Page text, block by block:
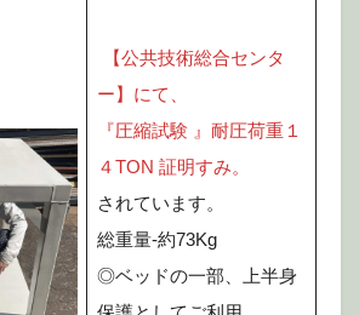
【公共技術総合センタ
ー】にて、
『圧縮試験 』耐圧荷重１
４TON 証明すみ。
されています。
総重量-約73Kg
◎ベッドの一部、上半身